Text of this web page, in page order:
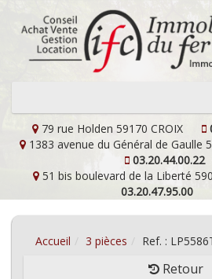
79 rue Holden 59170 CROIX
1383 avenue du Général de Gaulle
03.20.44.00.22
51 bis boulevard de la Liberté
03.20.47.95.00
Accueil 3 pièces Ref. :
Retour